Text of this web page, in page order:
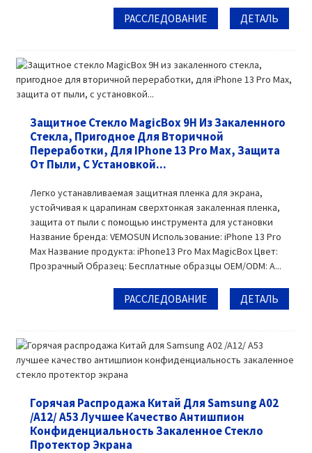
РАССЛЕДОВАНИЕ ДЕТАЛЬ
Защитное Стекло MagicBox 9H Из Закаленного
Стекла, Пригодное Для Вторичной
Переработки, Для IPhone 13 Pro Max, Защита
От Пыли, С Установкой...
Легко устанавливаемая защитная пленка для экрана,
устойчивая к царапинам сверхтонкая закаленная пленка,
защита от пыли с помощью инструмента для установки
Название бренда: VEMOSUN Использование: iPhone 13 Pro
Max Название продукта: iPhone13 Pro Max MagicBox Цвет:
Прозрачный Образец: Бесплатные образцы OEM/ODM: A...
РАССЛЕДОВАНИЕ ДЕТАЛЬ
Горячая Распродажа Китай Для Samsung A02
/A12/ A53 Лучшее Качество Антишпион
Конфиденциальность Закаленное Стекло
Протектор Экрана